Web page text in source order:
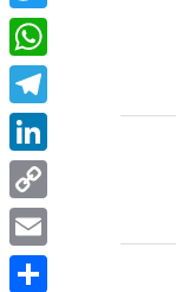
Twitter
WhatsApp
Telegram
LinkedIn
Copy
Link
Email